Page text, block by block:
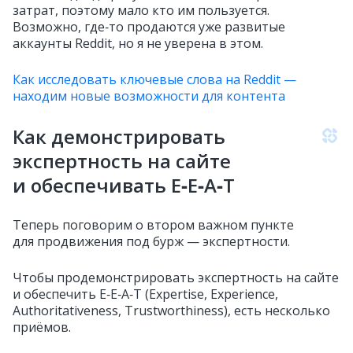
затрат, поэтому мало кто им пользуется.
Возможно, где‑то продаются уже развитые
аккаунты Reddit, но я не уверена в этом.
Как исследовать ключевые слова на Reddit —
находим новые возможности для контента
Как демонстрировать
экспертность на сайте
и обеспечивать E‑E‑A‑T
Теперь поговорим о втором важном пункте
для продвижения под бурж — экспертности.
Чтобы продемонстрировать экспертность на сайте
и обеспечить E‑E‑A‑T (Expertise, Experience,
Authoritativeness, Trustworthiness), есть несколько
приёмов.